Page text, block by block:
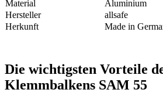
Material
Aluminium
Hersteller
allsafe
Herkunft
Made in
Die wichtigsten Vorteile
Klemmbalkens SAM 55